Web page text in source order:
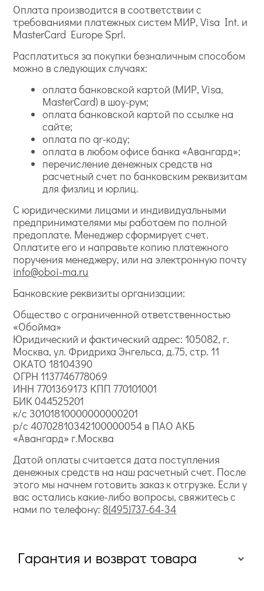
Оплата производится в соответствии с
требованиями платежных систем МИР, Visa Int. и
MasterCard Europe Sprl.
Расплатиться за покупки безналичным способом
можно в следующих случаях:
оплата банковской картой (МИР, Visa,
MasterCard) в шоу-рум;
оплата банковской картой по ссылке на
сайте;
оплата по qr-коду;
оплата в любом офисе банка «Авангард»;
перечисление денежных средств на
расчетный счет по банковским реквизитам
для физлиц и юрлиц.
С юридическими лицами и индивидуальными
предпринимателями мы работаем по полной
предоплате. Менеджер сформирует счет.
Оплатите его и направьте копию платежного
поручения менеджеру, или на электронную почту
info@oboi-ma.ru
Банковские реквизиты организации:
Общество с ограниченной ответственностью
«Обойма»
Юридический и фактический адрес: 105082, г.
Москва, ул. Фридриха Энгельса, д.75, стр. 11
ОКАТО 18104390
ОГРН 1137746778069
ИНН 7701369173 КПП 770101001
БИК 044525201
к/с 30101810000000000201
р/с 40702810342100000054 в ПАО АКБ
«Авангард» г.Москва
Датой оплаты считается дата поступления
денежных средств на наш расчетный счет. После
этого мы начнем готовить заказ к отгрузке. Если у
вас остались какие-либо вопросы, свяжитесь с
нами по телефону: 8(495)737-64-34
Гарантия и возврат товара